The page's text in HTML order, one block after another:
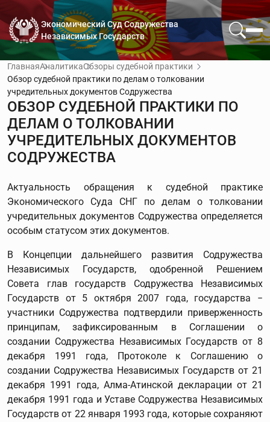
Экономический Суд Содружества
Независимых Государств
ГлавнаяАналитикаОбзоры судебной практики
Обзор судебной практики по делам о толковании
учредительных документов Содружества
ОБЗОР СУДЕБНОЙ ПРАКТИКИ ПО
ДЕЛАМ О ТОЛКОВАНИИ
УЧРЕДИТЕЛЬНЫХ ДОКУМЕНТОВ
СОДРУЖЕСТВА
Актуальность обращения к судебной практике
Экономического Суда СНГ по делам о толковании
учредительных документов Содружества определяется
особым статусом этих документов.
В Концепции дальнейшего развития Содружества
Независимых Государств, одобренной Решением
Совета глав государств Содружества Независимых
Государств от 5 октября 2007 года, государства −
участники Содружества подтвердили приверженность
принципам, зафиксированным в Соглашении о
создании Содружества Независимых Государств от 8
декабря 1991 года, Протоколе к Соглашению о
создании Содружества Независимых Государств от 21
декабря 1991 года, Алма-Атинской декларации от 21
декабря 1991 года и Уставе Содружества Независимых
Государств от 22 января 1993 года, которые сохраняют